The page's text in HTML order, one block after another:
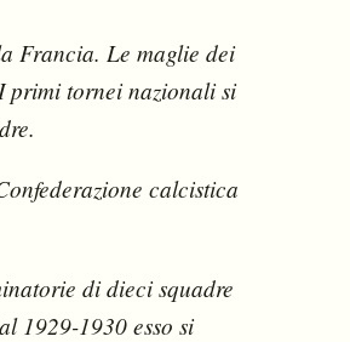
Francia. Le maglie dei
primi tornei nazionali si
calcistica
di dieci squadre
1929-1930 esso si